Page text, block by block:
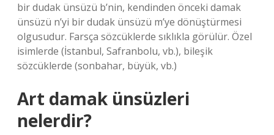
bir dudak ünsüzü b’nin, kendinden önceki damak
ünsüzü n’yi bir dudak ünsüzü m’ye dönüştürmesi
olgusudur. Farsça sözcüklerde sıklıkla görülür. Özel
isimlerde (İstanbul, Safranbolu, vb.), bileşik
sözcüklerde (sonbahar, büyük, vb.)
Art damak ünsüzleri
nelerdir?